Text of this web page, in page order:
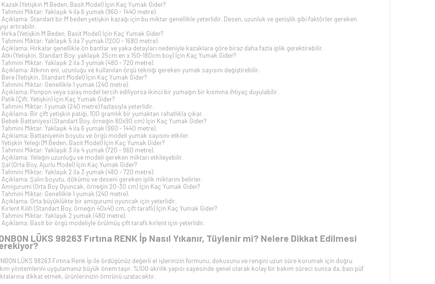
Kazak (Yetişkin M Beden, Basit Model) İçin Kaç Yumak Gider?
Tahmini Miktar: Yaklaşık 4 ila 6 yumak (960 - 1440 metre).
Açıklama: Standart bir M beden yetişkin kazağı için bu miktar genellikle yeterlidir. Desen, uzunluk ve genişlik gibi faktörler gereken
artırabilir.
Hırka (Yetişkin M Beden, Basit Model) İçin Kaç Yumak Gider?
Tahmini Miktar: Yaklaşık 5 ila 7 yumak (1200 - 1680 metre).
Açıklama: Hırkalar genellikle ön bantlar ve yaka detayları nedeniyle kazaklara göre biraz daha fazla iplik gerektirebilir.
Atkı (Yetişkin, Standart Boy: yaklaşık 25cm en x 150-180cm boy) İçin Kaç Yumak Gider?
Tahmini Miktar: Yaklaşık 2 ila 3 yumak (480 - 720 metre).
Açıklama: Atkının eni, uzunluğu ve kullanılan örgü tekniği gereken yumak sayısını değiştirebilir.
Bere (Yetişkin, Standart Model) İçin Kaç Yumak Gider?
Tahmini Miktar: Genellikle 1 yumak (240 metre).
Açıklama: Ponpon veya salaş model tercih ediliyorsa ikinci bir yumağın bir kısmına ihtiyaç duyulabilir.
Patik (Çift, Yetişkin) İçin Kaç Yumak Gider?
Tahmini Miktar: 1 yumak (240 metre) fazlasıyla yeterlidir.
Açıklama: Bir çift yetişkin patiği, 100 gramlık bir yumaktan rahatlıkla çıkar.
Bebek Battaniyesi (Standart Boy, örneğin 80x90 cm) İçin Kaç Yumak Gider?
Tahmini Miktar: Yaklaşık 4 ila 6 yumak (960 - 1440 metre).
Açıklama: Battaniyenin boyutu ve örgü modeli yumak sayısını etkiler.
Yetişkin Yeleği (M Beden, Basit Model) İçin Kaç Yumak Gider?
Tahmini Miktar: Yaklaşık 3 ila 4 yumak (720 - 960 metre).
Açıklama: Yeleğin uzunluğu ve modeli gereken miktarı etkileyebilir.
Şal (Orta Boy, Ajurlu Model) İçin Kaç Yumak Gider?
Tahmini Miktar: Yaklaşık 2 ila 3 yumak (480 - 720 metre).
Açıklama: Şalın boyutu, dökümü ve deseni gereken iplik miktarını belirler.
Amigurumi (Orta Boy Oyuncak, örneğin 20-30 cm) İçin Kaç Yumak Gider?
Tahmini Miktar: Genellikle 1 yumak (240 metre).
Açıklama: Orta büyüklükte bir amigurumi oyuncak için yeterlidir.
Kırlent Kılıfı (Standart Boy, örneğin 40x40 cm, çift taraflı) İçin Kaç Yumak Gider?
Tahmini Miktar: Yaklaşık 2 yumak (480 metre).
Açıklama: Basit bir örgü modeliyle örülmüş çift taraflı kırlent için yeterlidir.
LÜKS 98263 Fırtına RENK İp Nasıl Yıkanır, Tüylenir mi? Nelere Dikkat Edilmesi
LÜKS 98263 Fırtına Renk İp ile ördüğünüz değerli el işlerinizin formunu, dokusunu ve rengini uzun süre korumak için doğru
yöntemlerini uygulamanız büyük önem taşır. %100 akrilik yapısı sayesinde genel olarak kolay bir bakım süreci sunsa da, bazı püf
dikkat etmek, ürünlerinizin ömrünü uzatacaktır.